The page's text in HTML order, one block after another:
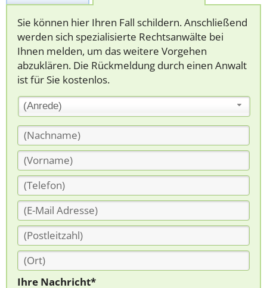
Sie können hier Ihren Fall schildern. Anschließend
werden sich spezialisierte Rechtsanwälte bei
Ihnen melden, um das weitere Vorgehen
abzuklären. Die Rückmeldung durch einen Anwalt
ist für Sie kostenlos.
(Anrede)
Ihre Nachricht*